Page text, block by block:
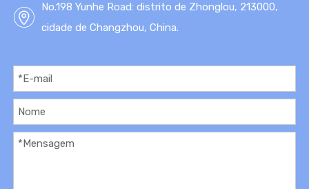
No.198 Yunhe Road: distrito de Zhonglou, 213000,
cidade de Changzhou, China.